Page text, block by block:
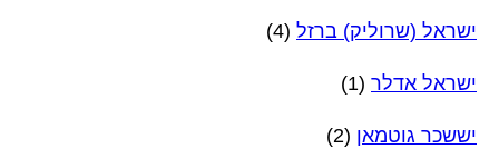
ישראל (שרוליק) ברזל (4)
ישראל אדלר (1)
יששכר גוטמאן (2)